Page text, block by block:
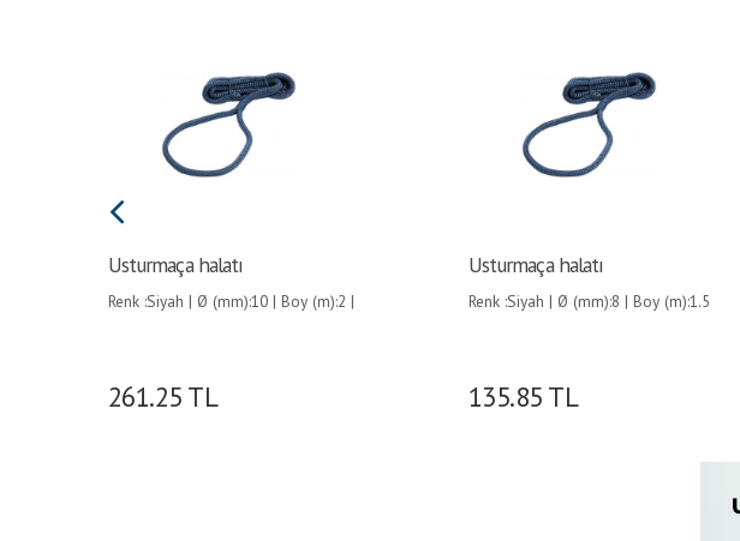
Usturmaça halatı
Renk :Siyah | Ø (mm):10 | Boy (m):2 |
261.25 TL
Usturmaça halatı
Renk :Siyah | Ø (mm):8 | Boy (m):1.5
135.85 TL